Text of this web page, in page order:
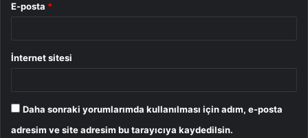
E-posta *
İnternet sitesi
Daha sonraki yorumlarımda kullanılması için adım, e-posta
adresim ve site adresim bu tarayıcıya kaydedilsin.